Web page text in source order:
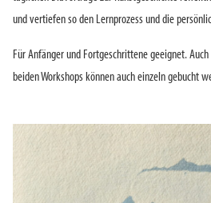
und vertiefen so den Lernprozess und die
Für Anfänger und Fortgeschrittene geeignet.
beiden Workshops können auch einzeln gebucht